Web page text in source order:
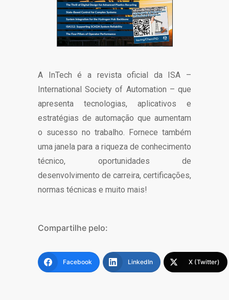
A InTech é a revista oficial da ISA –
International Society of Automation – que
apresenta tecnologias, aplicativos e
estratégias de automação que aumentam
o sucesso no trabalho. Fornece também
uma janela para a riqueza de conhecimento
técnico, oportunidades de
desenvolvimento de carreira, certificações,
normas técnicas e muito mais!
Compartilhe pelo:
Facebook LinkedIn X (Twitter)